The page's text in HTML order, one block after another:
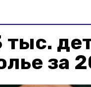
тыс.
за